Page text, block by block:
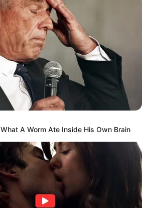
A Worm Ate Inside His Own Brain